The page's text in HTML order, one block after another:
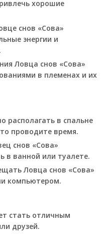
хорошие
снов «Сова»
энергии и
Ловца снов «Сова»
в племенах и их
располагать в спальне
проводите время.
снов «Сова»
в ванной или туалете.
Ловца снов «Сова»
компьютером.
стать отличным
друзей.